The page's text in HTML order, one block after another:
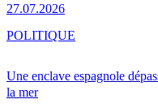
27.07.2026
Une enclave espagnole
la mer
POLITIQUE